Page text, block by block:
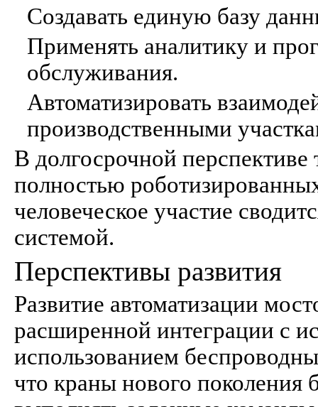
Создавать единую базу
Применять аналитику и
обслуживания.
Автоматизировать
производственными
В долгосрочной перспективе
полностью
человеческое участие
системой.
Перспективы развития
Развитие автоматизации
расширенной интеграции с
использованием
что краны нового поколения